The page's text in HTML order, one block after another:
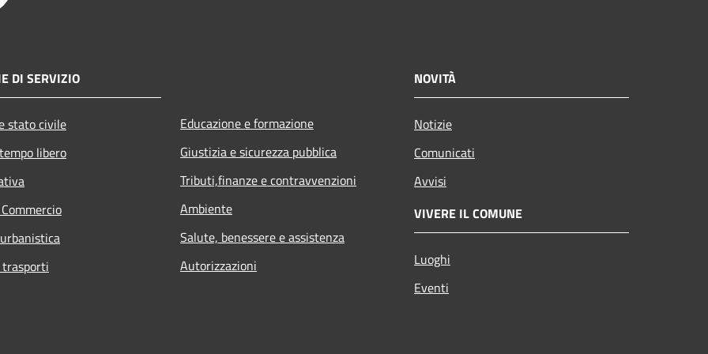
DI SERVIZIO
stato civile
libero
Educazione e formazione
Giustizia e sicurezza pubblica
Tributi,finanze e contravvenzioni
Ambiente
Salute, benessere e assistenza
Autorizzazioni
NOVITÀ
Notizie
Comunicati
Avvisi
VIVERE IL COMUNE
Luoghi
Eventi